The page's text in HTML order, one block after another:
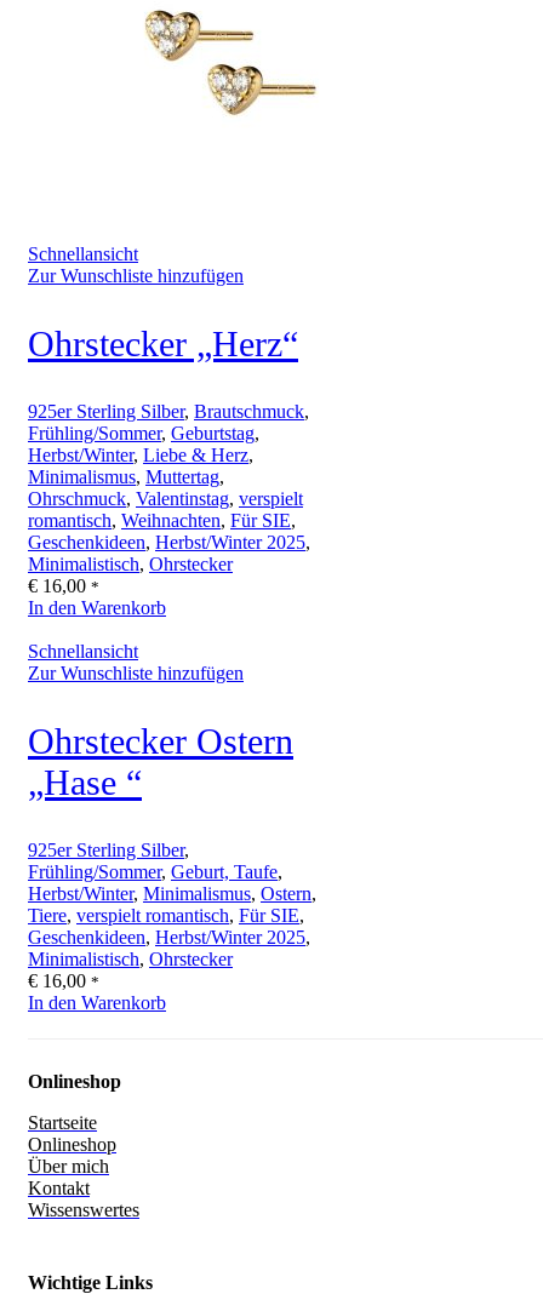
Schnellansicht
Zur Wunschliste hinzufügen
Ohrstecker „Herz“
925er Sterling Silber, Brautschmuck,
Frühling/Sommer, Geburtstag,
Herbst/Winter, Liebe & Herz,
Minimalismus, Muttertag,
Ohrschmuck, Valentinstag, verspielt
romantisch, Weihnachten, Für SIE,
Geschenkideen, Herbst/Winter 2025,
Minimalistisch, Ohrstecker
€ 16,00 *
In den Warenkorb
Schnellansicht
Zur Wunschliste hinzufügen
Ohrstecker Ostern
„Hase “
925er Sterling Silber,
Frühling/Sommer, Geburt, Taufe,
Herbst/Winter, Minimalismus, Ostern,
Tiere, verspielt romantisch, Für SIE,
Geschenkideen, Herbst/Winter 2025,
Minimalistisch, Ohrstecker
€ 16,00 *
In den Warenkorb
Onlineshop
Startseite
Onlineshop
Über mich
Kontakt
Wissenswertes
Wichtige Links